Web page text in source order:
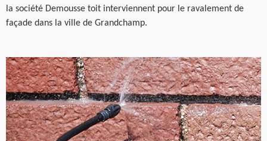
la société Demousse toit interviennent pour le ravalement de
façade dans la ville de Grandchamp.